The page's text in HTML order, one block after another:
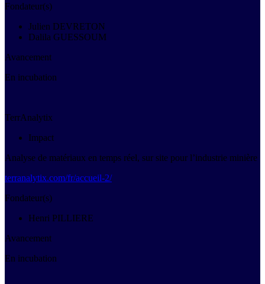
Fondateur(s)
Julien DEVRETON
Dalila GUESSOUM
Avancement
En incubation
TerrAnalytix
Impact
Analyse de matériaux en temps réel, sur site pour l’industrie minière
terranalytix.com/fr/accueil-2/
Fondateur(s)
Henri PILLIERE
Avancement
En incubation